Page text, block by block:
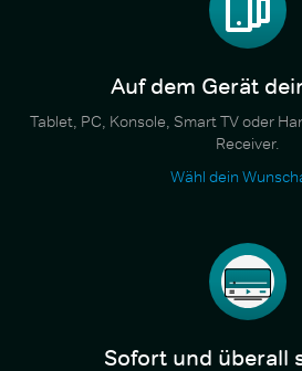
Auf dem Gerät
Tablet, PC, Konsole, Smart TV oder
Receiver.
Wähl dein
Sofort und überall